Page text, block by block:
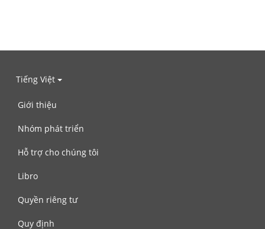
Tiếng Việt
Giới thiệu
Nhóm phát triển
Hỗ trợ cho chúng tôi
Libro
Quyền riêng tư
Quy định